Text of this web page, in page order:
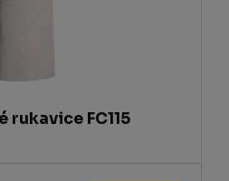
rukavice FC115